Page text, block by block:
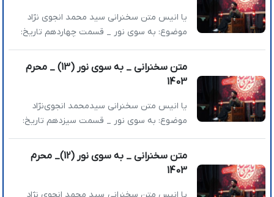
حساب و کتاب کنید که برای […]
یا انیس متن سخنرانی سید محمد انجوی نژاد
موضوع: به سوی نور _ قسمت چهاردهم تاریخ:
»میانگری در توانگری »صدق، مهم‌ترین خصوصیت
وَرَع است »نقطه‌ضعف خداوند چیست؟ »حقیقت
ان‌شاءالله امروز خدمتتان داریم. اشاره‌ای به
قسمت‌های قبلی بخواهیم بکنیم، […]
متن سخنرانی _ به سوی نور (13) _ محرم
1403
یا انیس متن سخنرانی سیدمحمد انجوی‌نژاد
موضوع: به سوی نور _ قسمت سیزدهم تاریخ:
چه صورت مذموم است؟ » حب دنیا چگونه ایجاد
می­شود؟ » حب دنیا در چه صورت مذموم است؟
سخت‌ترین […]
متن سخنرانی _ به سوی نور (12)_ محرم
1403
یا انیس متن سخنرانی سید محمد انجوی نژاد